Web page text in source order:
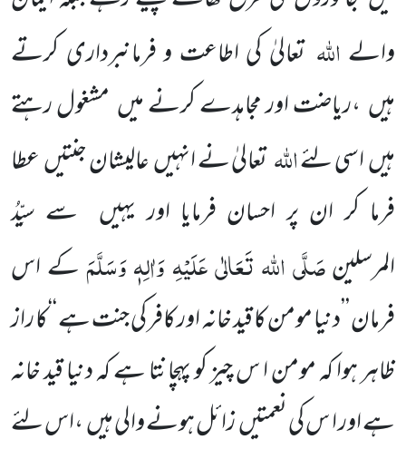
والے اللہ تعالیٰ کی اطاعت و فرمانبرداری کرتے
ہیں ،ریاضت اور مجاہدے کرنے میں مشغول رہتے
ہیں اسی لئےاللہتعالیٰ نے انہیں عالیشان جنتیں عطا
فرما کر ان پر احسان فرمایا اور یہیں سے سیِّدُ
المرسلینصَلَّی اللہ تَعَالٰی عَلَیْہِ وَاٰلِہٖ وَسَلَّمَکے اس
فرمان ’’دنیا مومن کا قید خانہ اور کافر کی جنت ہے ‘‘کا راز
ظاہر ہوا کہ مومن ا س چیز کو پہچانتا ہے کہ دنیا قید خانہ
ہے اور ا س کی نعمتیں زائل ہونے والی ہیں ،اس لئے